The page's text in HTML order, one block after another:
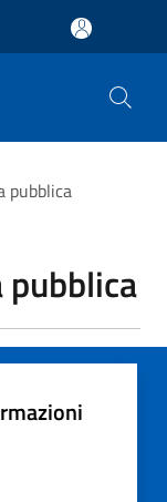
pubblica
pubblica